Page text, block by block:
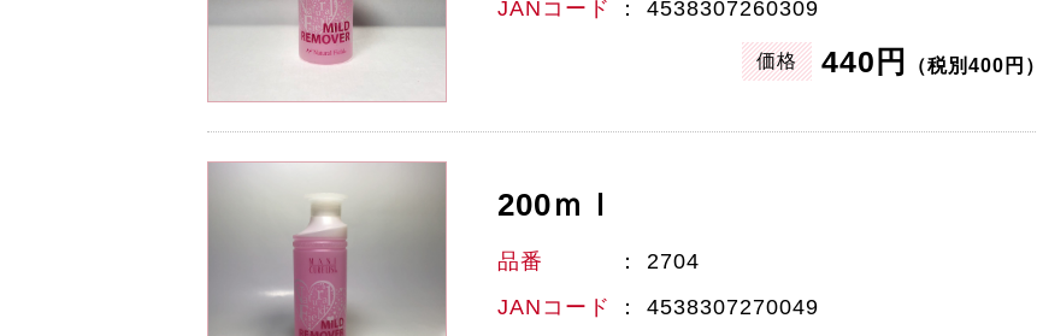
JANコード
4538307260309
価格 440円 （税別400円）
200ｍｌ
品番
2704
JANコード
4538307270049